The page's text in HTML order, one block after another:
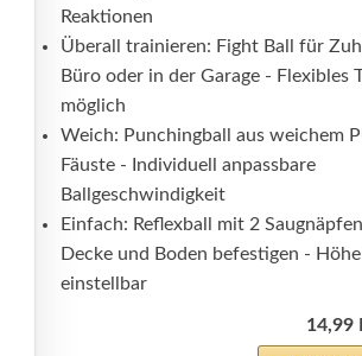
Reaktionen
Überall trainieren: Fight Ball für
Büro oder in der Garage - Flexibles
möglich
Weich: Punchingball aus weichem
Fäuste - Individuell anpassbare
Ballgeschwindigkeit
Einfach: Reflexball mit 2
Decke und Boden befestigen -
einstellbar
14,99